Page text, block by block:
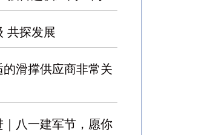
共探发展
的滑撑供应商非常关
｜八一建军节，愿你